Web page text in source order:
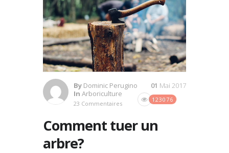
By Dominic Perugino
In Arboriculture
23 Commentaires
123076
01 Mai 2017
Comment tuer un
arbre?